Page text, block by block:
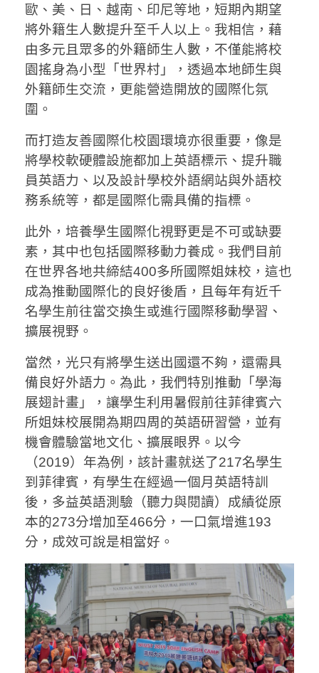
歐、美、日、越南、印尼等地，短期內期望
將外籍生人數提升至千人以上。我相信，藉
由多元且眾多的外籍師生人數，不僅能將校
園搖身為小型「世界村」，透過本地師生與
外籍師生交流，更能營造開放的國際化氛
圍。
而打造友善國際化校園環境亦很重要，像是
將學校軟硬體設施都加上英語標示、提升職
員英語力、以及設計學校外語網站與外語校
務系統等，都是國際化需具備的指標。
此外，培養學生國際化視野更是不可或缺要
素，其中也包括國際移動力養成。我們目前
在世界各地共締結400多所國際姐妹校，這也
成為推動國際化的良好後盾，且每年有近千
名學生前往當交換生或進行國際移動學習、
擴展視野。
當然，光只有將學生送出國還不夠，還需具
備良好外語力。為此，我們特別推動「學海
展翅計畫」，讓學生利用暑假前往菲律賓六
所姐妹校展開為期四周的英語研習營，並有
機會體驗當地文化、擴展眼界。以今
（2019）年為例，該計畫就送了217名學生
到菲律賓，有學生在經過一個月英語特訓
後，多益英語測驗（聽力與閱讀）成績從原
本的273分增加至466分，一口氣增進193
分，成效可說是相當好。